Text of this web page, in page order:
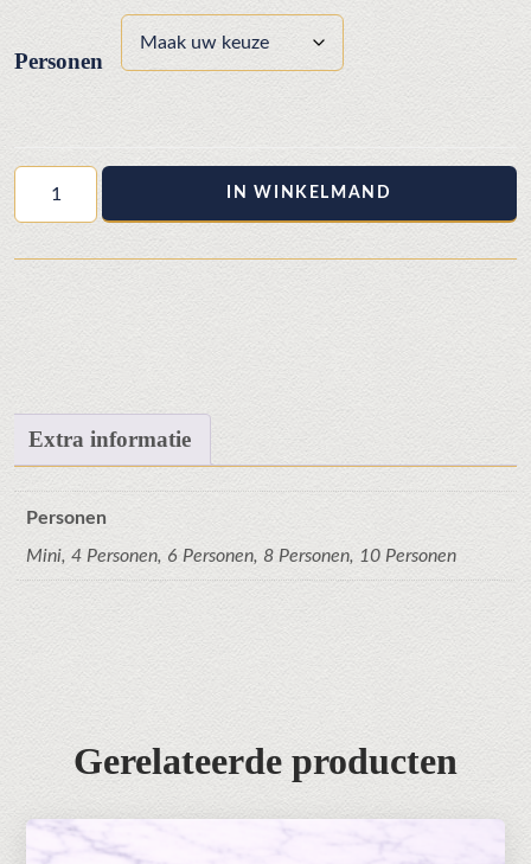
Personen
Kersen
aantal
IN WINKELMAND
Extra informatie
Personen
Mini, 4 Personen, 6 Personen, 8 Personen, 10 Personen
Gerelateerde producten
Dit
product